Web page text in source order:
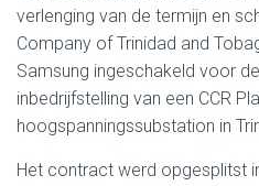
verlenging van de termijn en
Company of Trinidad and
Samsung ingeschakeld voor
inbedrijfstelling van een CCR
hoogspanningssubstation in
Het contract werd opgesplitst